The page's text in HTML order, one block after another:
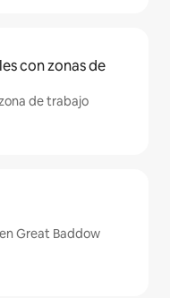
con zonas de
de trabajo
Great Baddow